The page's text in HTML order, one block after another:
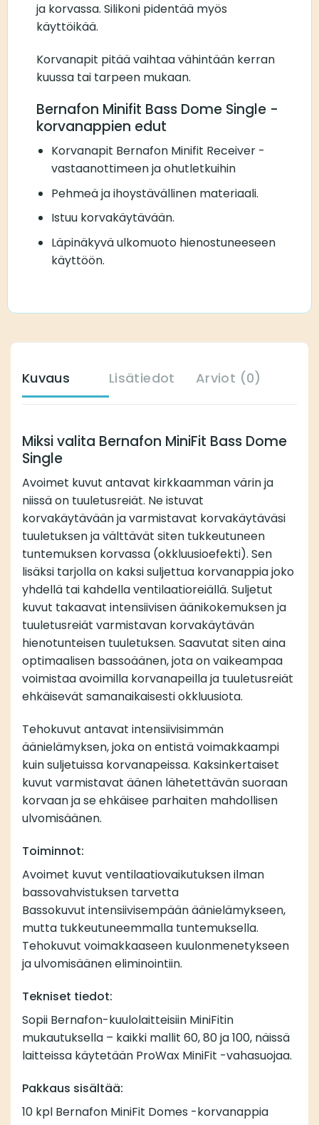
ja korvassa. Silikoni pidentää myös
käyttöikää.
Korvanapit pitää vaihtaa vähintään kerran
kuussa tai tarpeen mukaan.
Bernafon Minifit Bass Dome Single -
korvanappien edut
Korvanapit Bernafon Minifit Receiver -
vastaanottimeen ja ohutletkuihin
Pehmeä ja ihoystävällinen materiaali.
Istuu korvakäytävään.
Läpinäkyvä ulkomuoto hienostuneeseen
käyttöön.
Kuvaus Lisätiedot Arviot (0)
Miksi valita Bernafon MiniFit Bass Dome
Single
Avoimet kuvut antavat kirkkaamman värin ja
niissä on tuuletusreiät. Ne istuvat
korvakäytävään ja varmistavat korvakäytäväsi
tuuletuksen ja välttävät siten tukkeutuneen
tuntemuksen korvassa (okkluusioefekti). Sen
lisäksi tarjolla on kaksi suljettua korvanappia joko
yhdellä tai kahdella ventilaatioreiällä. Suljetut
kuvut takaavat intensiivisen äänikokemuksen ja
tuuletusreiät varmistavan korvakäytävän
hienotunteisen tuuletuksen. Saavutat siten aina
optimaalisen bassoäänen, jota on vaikeampaa
voimistaa avoimilla korvanapeilla ja tuuletusreiät
ehkäisevät samanaikaisesti okkluusiota.
Tehokuvut antavat intensiivisimmän
äänielämyksen, joka on entistä voimakkaampi
kuin suljetuissa korvanapeissa. Kaksinkertaiset
kuvut varmistavat äänen lähetettävän suoraan
korvaan ja se ehkäisee parhaiten mahdollisen
ulvomisäänen.
Toiminnot:
Avoimet kuvut ventilaatiovaikutuksen ilman
bassovahvistuksen tarvetta
Bassokuvut intensiivisempään äänielämykseen,
mutta tukkeutuneemmalla tuntemuksella.
Tehokuvut voimakkaaseen kuulonmenetykseen
ja ulvomisäänen eliminointiin.
Tekniset tiedot:
Sopii Bernafon-kuulolaitteisiin MiniFitin
mukautuksella – kaikki mallit 60, 80 ja 100, näissä
laitteissa käytetään ProWax MiniFit -vahasuojaa.
Pakkaus sisältää:
10 kpl Bernafon MiniFit Domes -korvanappia